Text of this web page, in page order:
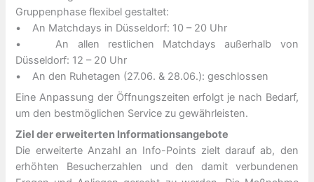
Gruppenphase flexibel gestaltet:
• An Matchdays in Düsseldorf: 10 – 20 Uhr
• An allen restlichen Matchdays außerhalb von
Düsseldorf: 12 – 20 Uhr
• An den Ruhetagen (27.06. & 28.06.): geschlossen
Eine Anpassung der Öffnungszeiten erfolgt je nach Bedarf,
um den bestmöglichen Service zu gewährleisten.
Ziel der erweiterten Informationsangebote
Die erweiterte Anzahl an Info-Points zielt darauf ab, den
erhöhten Besucherzahlen und den damit verbundenen